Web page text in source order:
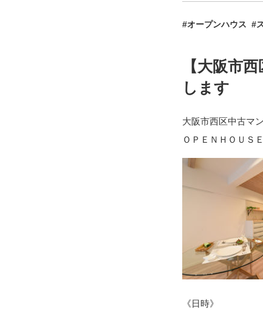
オープンハウス
【大阪市
します
大阪市西区中古マ
ＯＰＥＮＨＯＵＳ
《日時》